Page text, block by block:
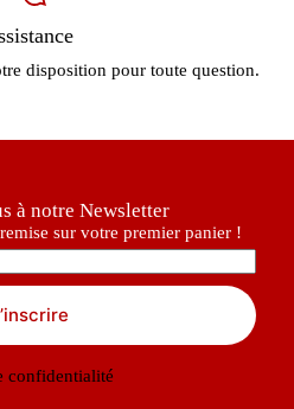
disposition pour toute question.
à notre Newsletter
sur votre premier panier !
confidentialité